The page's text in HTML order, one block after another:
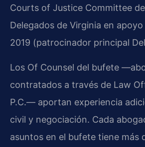
Courts of Justice Committee
Delegados de Virginia en
2019 (patrocinador principal
Los Of Counsel del bufete
contratados a través de Law
P.C.— aportan experiencia
civil y negociación. Cada
asuntos en el bufete tiene más